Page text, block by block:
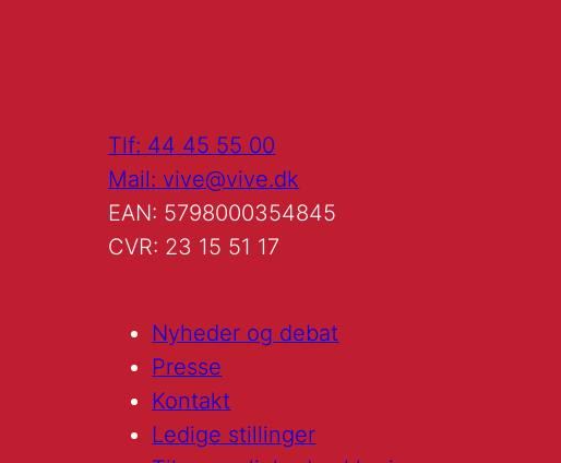
Tlf: 44 45 55 00
Mail: vive@vive.dk
EAN: 5798000354845
CVR: 23 15 51 17
Nyheder og debat
Presse
Kontakt
Ledige stillinger